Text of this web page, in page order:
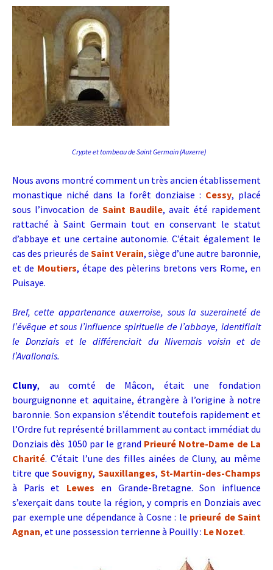
Crypte et tombeau de Saint Germain (Auxerre)
Nous avons montré comment un très ancien établissement
monastique niché dans la forêt donziaise : Cessy, placé
sous l’invocation de Saint Baudile, avait été rapidement
rattaché à Saint Germain tout en conservant le statut
d’abbaye et une certaine autonomie. C’était également le
cas des prieurés de Saint Verain, siège d’une autre baronnie,
et de Moutiers, étape des pèlerins bretons vers Rome, en
Puisaye.
Bref, cette appartenance auxerroise, sous la suzeraineté de
l’évêque et sous l’influence spirituelle de l’abbaye, identifiait
le Donziais et le différenciait du Nivernais voisin et de
l’Avallonais.
Cluny, au comté de Mâcon, était une fondation
bourguignonne et aquitaine, étrangère à l’origine à notre
baronnie.Son expansion s’étendit toutefois rapidement et
l’Ordre fut représenté brillamment au contact immédiat du
Donziais dès 1050 par le grand Prieuré Notre-Dame de La
Charité. C’était l’une des filles ainées de Cluny, au même
titre que Souvigny, Sauxillanges, St-Martin-des-Champs
à Paris et Lewes en Grande-Bretagne. Son influence
s’exerçait dans toute la région, y compris en Donziais avec
par exemple une dépendance à Cosne : le prieuré de Saint
Agnan, et une possession terrienne à Pouilly : Le Nozet.